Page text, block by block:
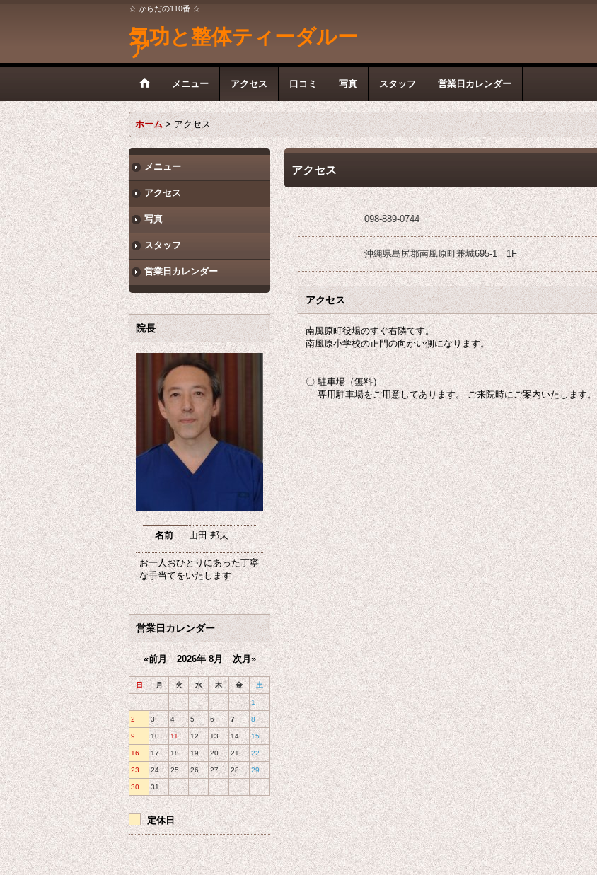
☆ からだの110番 ☆
気功と整体ティーダルー
ア
メニュー アクセス 口コミ 写真 スタッフ 営業日カレンダー
ホーム > アクセス
メニュー
アクセス
写真
スタッフ
営業日カレンダー
院長
名前 山田 邦夫
お一人おひとりにあった丁寧
な手当てをいたします
営業日カレンダー
«前月 2026年 8月 次月»
日 月 火 水 木 金 土
1
2 3 4 5 6 7 8
9 10 11 12 13 14 15
16 17 18 19 20 21 22
23 24 25 26 27 28 29
30 31
定休日
アクセス
098-889-0744
沖縄県島尻郡南風原町兼城695-1 1F
アクセス
南風原町役場のすぐ右隣です。
南風原小学校の正門の向かい側になります。
〇 駐車場（無料）
専用駐車場をご用意してあります。 ご来院時にご案内いたします。